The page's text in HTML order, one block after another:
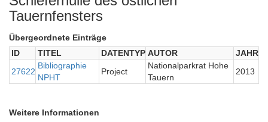
Tauernfensters
Übergeordnete Einträge
ID
TITEL DATENTYP AUTOR
JAHR
27622
Bibliographie
NPHT
Project
Nationalparkrat Hohe
Tauern
2013
Weitere Informationen